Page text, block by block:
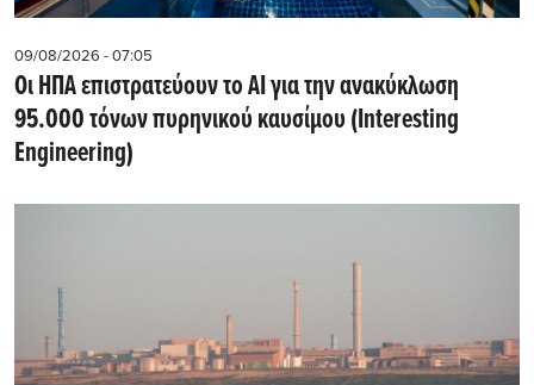
09/08/2026 - 07:05
Οι ΗΠΑ επιστρατεύουν το AI για την ανακύκλωση
95.000 τόνων πυρηνικού καυσίμου (Interesting
Engineering)